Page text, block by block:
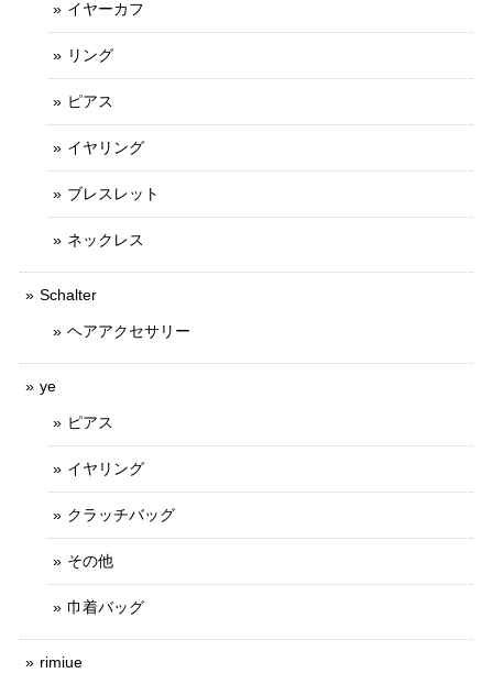
イヤーカフ
リング
ピアス
イヤリング
ブレスレット
ネックレス
Schalter
ヘアアクセサリー
ye
ピアス
イヤリング
クラッチバッグ
その他
巾着バッグ
rimiue